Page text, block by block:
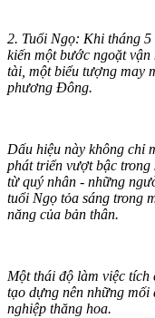
2. Tuổi Ngọ: Khi tháng
kiến một bước ngoặt
tài, một biểu tượng may
phương Đông.
Dấu hiệu này không chỉ
phát triển vượt bậc trong
từ quý nhân - những
tuổi Ngọ tỏa sáng trong
năng của bản thân.
Một thái độ làm việc tích
tạo dựng nên những mối
nghiệp thăng hoa.